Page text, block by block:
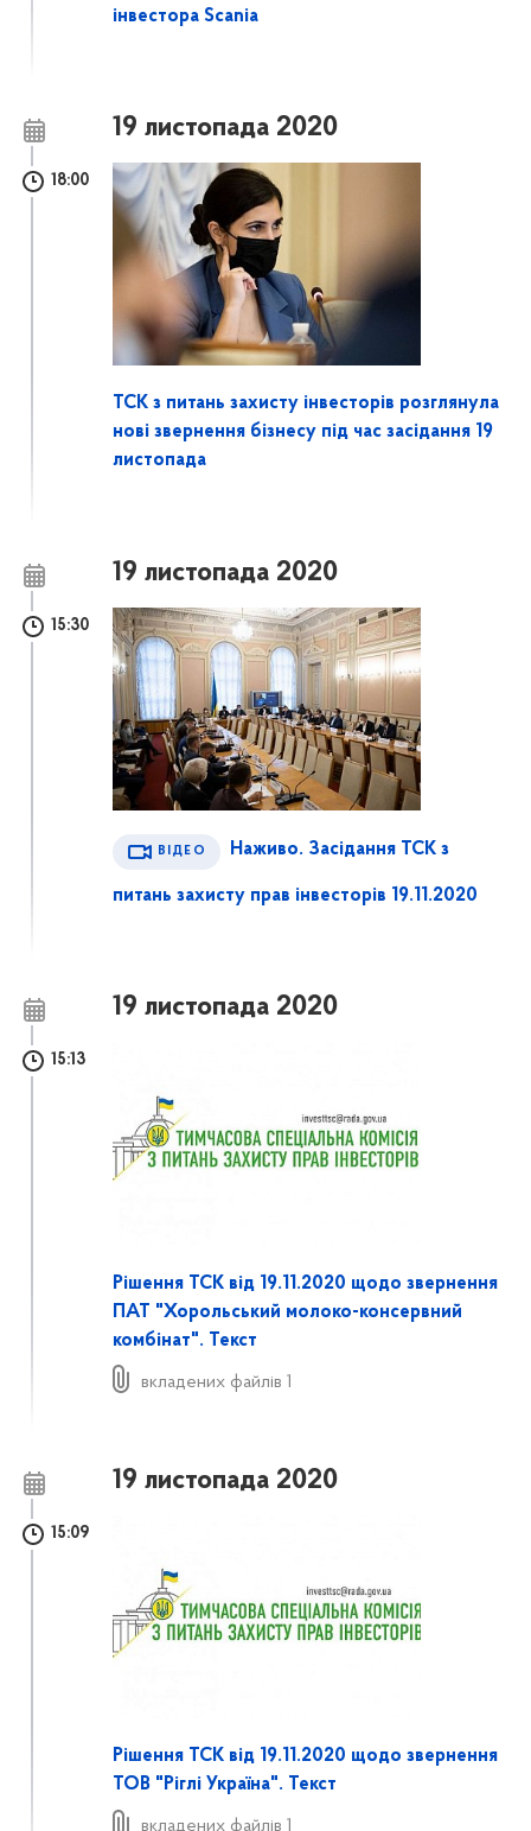
інвестора Scania
19 листопада 2020
18:00
ТСК з питань захисту інвесторів розглянула
нові звернення бізнесу під час засідання 19
листопада
19 листопада 2020
15:30
ВІДЕО Наживо. Засідання ТСК з
питань захисту прав інвесторів 19.11.2020
19 листопада 2020
15:13
Рішення ТСК від 19.11.2020 щодо звернення
ПАТ "Хорольський молоко-консервний
комбінат". Текст
вкладених файлів 1
19 листопада 2020
15:09
Рішення ТСК від 19.11.2020 щодо звернення
ТОВ "Ріглі Україна". Текст
вкладених файлів 1